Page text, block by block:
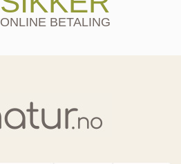
ONLINE BETALING